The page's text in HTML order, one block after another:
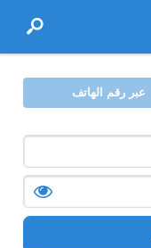
عبر رقم الهاتف